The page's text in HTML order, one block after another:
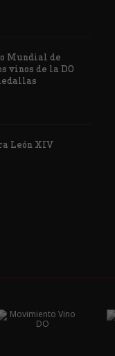
Mundial de
vinos de la DO
León XIV